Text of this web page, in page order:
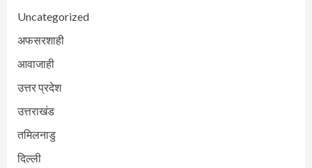
Uncategorized
अफसरशाही
आवाजाही
उत्तर प्रदेश
उत्तराखंड
तमिलनाडु
दिल्ली